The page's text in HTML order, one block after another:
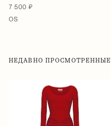
7 500 ₽
OS
НЕДАВНО ПРОСМОТРЕННЫЕ